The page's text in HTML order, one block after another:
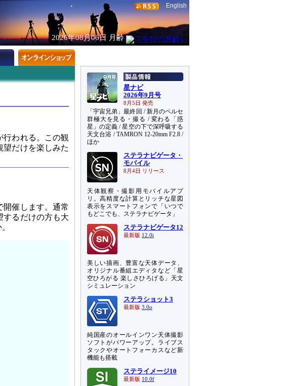
English
2026年08月06日 月齢
行われる。この観
望だけを楽しみた
開催します。通常
するだけの方も大
星ナビ
2026年9月号
8月5日 発売
「宇宙兄弟」最終回 / 新月のペルセ
群極大を見る・撮る / 変わる「惑
星」の定義 / 星空の下で深呼吸する
天文台浴 / TAMRON 12-20mm F2.8 /
ほか
ステラナビゲータ・
モバイル
8月4日 リリース
天体観察・撮影用モバイルアプ
リ。高精度な計算とリッチな星図
表示をスマートフォンで「いつで
もどこでも、ステラナビゲータ」
ステラナビゲータ12
最新版 12.0i
美しい描画、豊富な天体データ、
オリジナル番組エディタなど「星
空ひろがる 楽しさひろげる」天文
シミュレーション
ステラショット3
最新版 3.0o
純国産のオールインワン天体撮影
ソフトがパワーアップ。ライブス
タックやオートフォーカスなど新
機能も搭載
ステライメージ10
最新版 10.0f